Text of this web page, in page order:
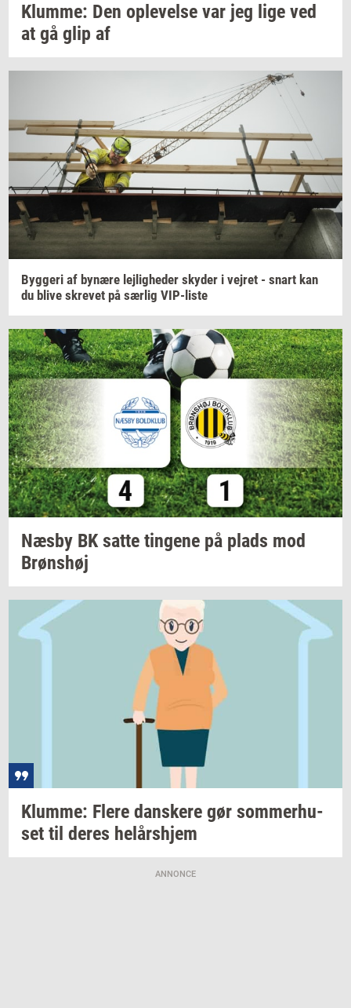
Klum­me: Den op­le­vel­se var jeg lige ved
at gå glip af
Byg­ge­ri af by­næ­re lej­lig­he­der sky­der i vej­ret - snart kan
du blive skre­vet på sær­lig VIP-​liste
Næsby BK satte tin­ge­ne på plads mod
Brøns­høj
Klum­me: Flere dan­ske­re gør som­mer­hu­
set til deres helårs­hjem
ANNONCE